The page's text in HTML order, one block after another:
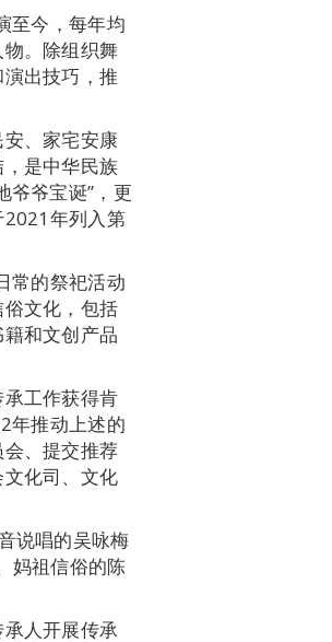
至今，每年均
。除组织舞
出技巧，推
、家宅安康
是中华民族
爷爷宝诞”，更
2021年列入第
常的祭祀活动
文化，包括
和文创产品
工作获得肯
年推动上述的
、提交推荐
化司、文化
说唱的吴咏梅
妈祖信俗的陈
人开展传承